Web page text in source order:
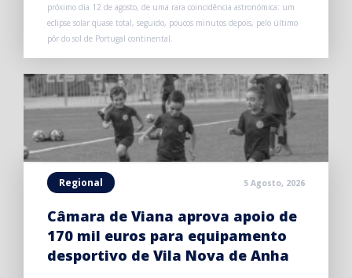
próximo dia 12 de agosto, de uma rara coincidência astronómica: um
eclipse solar quase total, seguido, poucos minutos depois, pelo último
pôr do sol de Portugal continental.
Regional 5 Agosto, 2026
Câmara de Viana aprova apoio de
170 mil euros para equipamento
desportivo de Vila Nova de Anha